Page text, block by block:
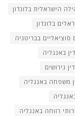
הישראלית בלונדון
בלונדון
סוציאליים בבריטניה
באנגליה
גירושים
משפחה באנגליה
רווחה באנגליה